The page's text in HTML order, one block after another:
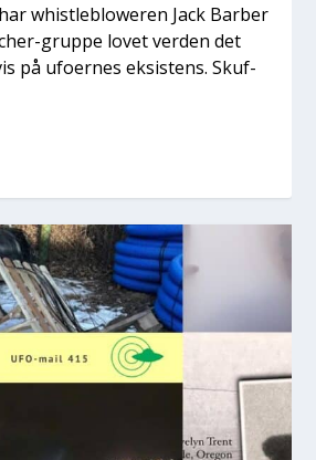
whi­st­le­blowe­ren Jack Bar­ber
grup­pe lovet ver­den det
på ufo­er­nes eksi­stens. Skuf­